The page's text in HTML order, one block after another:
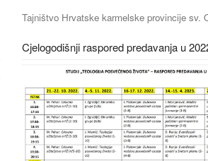
Tajništvo Hrvatske karmelske provincije sv.
Cjelogodišnji raspored predavanja u